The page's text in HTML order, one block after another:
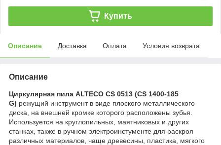
Купить
Описание Доставка Оплата Условия возврата
Описание
Циркулярная пила ALTECO CS 0513 (CS 1400-185
G) режущий инструмент в виде плоского металлического
диска, на внешней кромке которого расположены зубья.
Используется на круглопильных, маятниковых и других
станках, также в ручном электроинстументе для раскроя
различных материалов, чаще древесины, пластика, мягкого